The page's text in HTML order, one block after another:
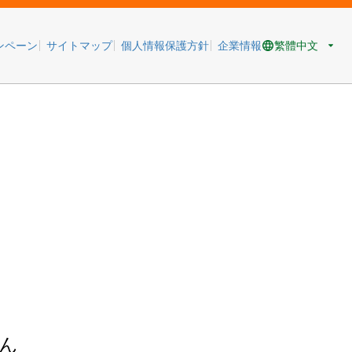
ペーン サイトマップ 個人情報保護方針 企業情報 繁體中文